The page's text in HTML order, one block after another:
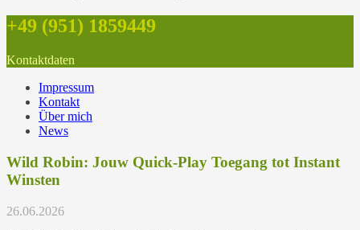
+49 (951) 1859449
Kontaktdaten
Impressum
Kontakt
Über mich
News
Wild Robin: Jouw Quick‑Play Toegang tot Instant
Winsten
26.06.2026